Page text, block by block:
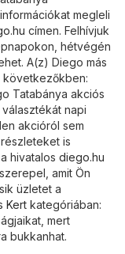
megleli
címen. Felhívjuk
hétvégén
A(z) Diego más
következőkben:
Tatabánya akciós
napi
akcióról sem
is
hivatalos diego.hu
amit Ön
üzletet a
Kert kategóriában:
mert
bukkanhat.